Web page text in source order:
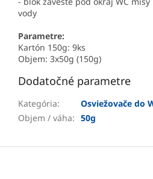
vody
Parametre:
Kartón 150g: 9ks
Objem: 3x50g (150g)
Dodatočné parametre
Kategória:
Osviežovače do
Objem / váha: 50g
Z